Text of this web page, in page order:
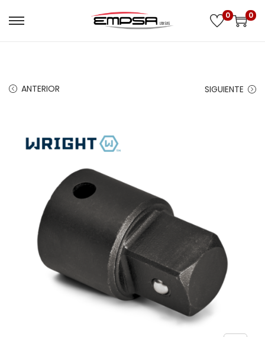
0 0
ANTERIOR SIGUIENTE